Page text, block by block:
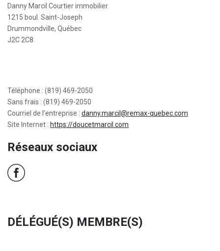
Danny Marcil Courtier immobilier
1215 boul. Saint-Joseph
Drummondville, Québec
J2C 2C8
Téléphone : (819) 469-2050
Sans frais : (819) 469-2050
Courriel de l’entreprise : danny.marcil@remax-quebec.com
Site Internet : https://doucetmarcil.com
Réseaux sociaux
DÉLÉGUÉ(S) MEMBRE(S)